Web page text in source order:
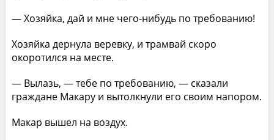
— Хозяйка, дай и мне чего-нибудь по требованию!
Хозяйка дернула веревку, и трамвай скоро
окоротился на месте.
— Вылазь, — тебе по требованию, — сказали
граждане Макару и вытолкнули его своим напором.
Макар вышел на воздух.